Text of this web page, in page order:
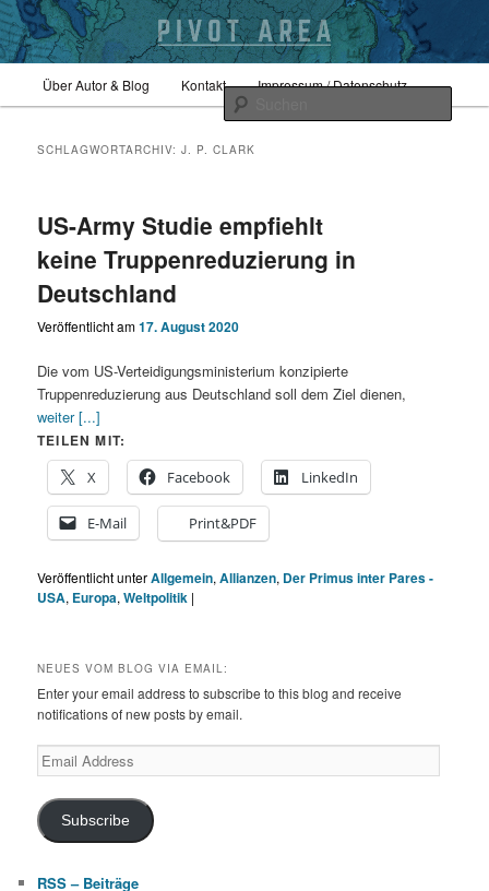
primären
springen
sekundären
springenpivotarea
HauptmenüÜber Autor & Blog Kontakt Impressum / Datenschutz
SCHLAGWORTARCHIV:J. P. CLARK
US-Army Studie empfiehlt
keine Truppenreduzierung in
Deutschland
Veröffentlicht am17. August 2020
Die vom US-Verteidigungsministerium konzipierte
Truppenreduzierung aus Deutschland soll dem Ziel dienen,
weiter [...]
TEILEN MIT:
X
Facebook LinkedIn
E-Mail Print&PDF
Veröffentlicht unterAllgemein,Allianzen, Der Primus inter Pares -
USA, Europa,Weltpolitik |
NEUES VOM BLOG VIA EMAIL:
Enter your email address to subscribe to this blog and receive
notifications of new posts by email.
Email
Address
Subscribe
RSS – Beiträge